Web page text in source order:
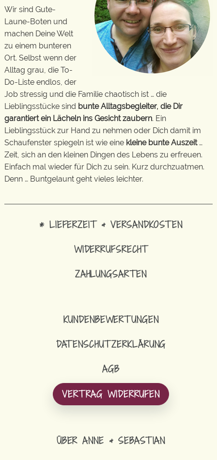
Wir sind Gute-
Laune-Boten und
machen Deine Welt
zu einem bunteren
Ort. Selbst wenn der
Alltag grau, die To-
Do-Liste endlos, der
Job stressig und die Familie chaotisch ist … die
Lieblingsstücke sind bunte Alltagsbegleiter, die Dir
garantiert ein Lächeln ins Gesicht zaubern. Ein
Lieblingsstück zur Hand zu nehmen oder Dich damit im
Schaufenster spiegeln ist wie eine kleine bunte Auszeit…
Zeit, sich an den kleinen Dingen des Lebens zu erfreuen.
Einfach mal wieder für Dich zu sein. Kurz durchzuatmen.
Denn … Buntgelaunt geht vieles leichter.
* LIEFERZEIT & VERSANDKOSTEN
WIDERRUFSRECHT
ZAHLUNGSARTEN
KUNDENBEWERTUNGEN
DATENSCHUTZERKLÄRUNG
AGB
VERTRAG WIDERRUFEN
ÜBER ANNE & SEBASTIAN